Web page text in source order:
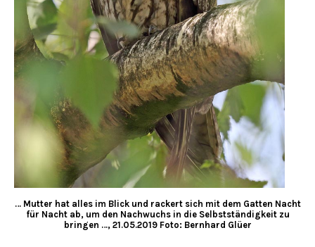
… Mutter hat alles im Blick und rackert sich mit dem Gatten Nacht
für Nacht ab, um den Nachwuchs in die Selbstständigkeit zu
bringen …, 21.05.2019 Foto: Bernhard Glüer